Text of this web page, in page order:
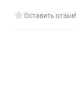
Оставить отзыв